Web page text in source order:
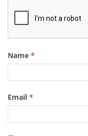
Name *
Email *